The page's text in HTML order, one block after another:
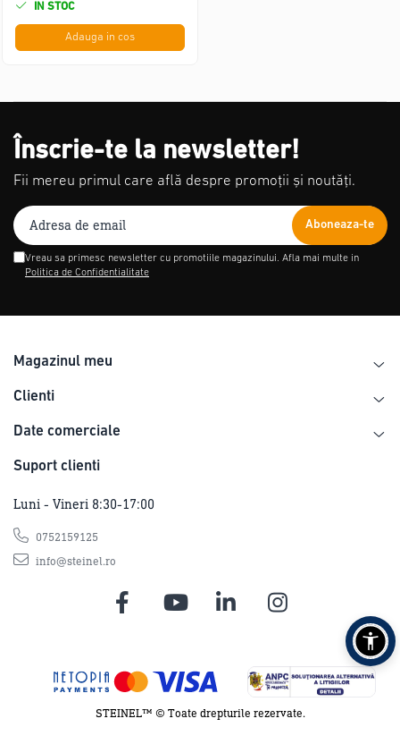
IN STOC
Adauga in cos
Înscrie-te la newsletter!
Fii mereu primul care află despre promoții și noutăți.
Vreau sa primesc newsletter cu promotiile magazinului. Afla mai multe in
Politica de Confidentialitate
Magazinul meu
Clienti
Date comerciale
Suport clienti
Luni - Vineri 8:30-17:00
0752159125
info@steinel.ro
STEINEL™ © Toate drepturile rezervate.